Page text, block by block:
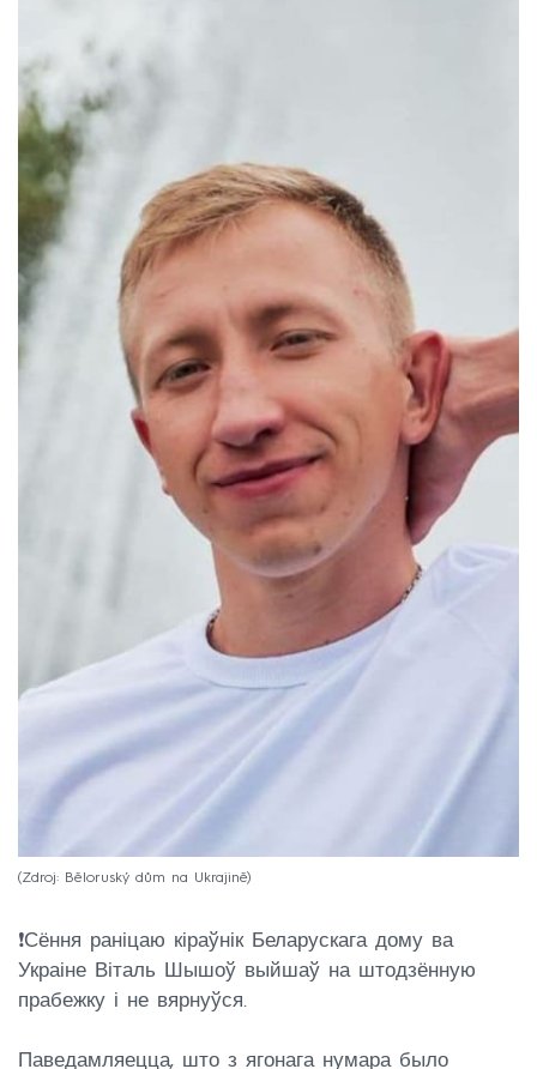
Zdroj: Běloruský dům na Ukrajině
❗️Сёння раніцаю кіраўнік Беларускага дому ва
Украіне Віталь Шышоў выйшаў на штодзённую
прабежку і не вярнуўся.
Паведамляецца, што з ягонага нумара было